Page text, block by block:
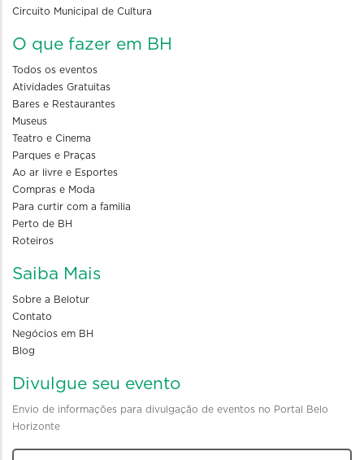
Circuito Municipal de Cultura
O que fazer em BH
Todos os eventos
Atividades Gratuitas
Bares e Restaurantes
Museus
Teatro e Cinema
Parques e Praças
Ao ar livre e Esportes
Compras e Moda
Para curtir com a familia
Perto de BH
Roteiros
Saiba Mais
Sobre a Belotur
Contato
Negócios em BH
Blog
Divulgue seu evento
Envio de informações para divulgação de eventos no Portal Belo
Horizonte